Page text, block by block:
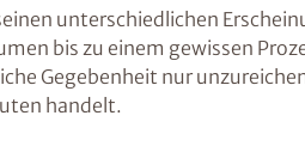
unterschiedlichen
bis zu einem gewissen
Gegebenheit nur
handelt.